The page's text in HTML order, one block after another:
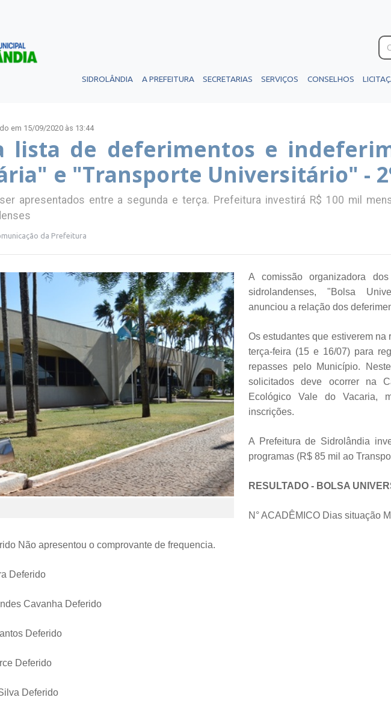
SIDROLÂNDIA A PREFEITURA SECRETARIAS SERVIÇOS CONSELHOS
em 15/09/2020 às 13:44
lista de deferimentos e
e "Transporte Universitário" -
apresentados entre a segunda e terça. Prefeitura investirá R$ 100 mil
da Prefeitura
A comissão organizadora
sidrolandenses, "Bolsa
anunciou a relação dos
Os estudantes que estiverem
terça-feira (15 e 16/07) para
repasses pelo Município.
solicitados deve ocorrer na
Ecológico Vale do Vacaria,
inscrições.
A Prefeitura de Sidrolândia
programas (R$ 85 mil ao
RESULTADO - BOLSA
N° ACADÊMICO Dias situação
Não apresentou o comprovante de frequencia.
Deferido
Cavanha Deferido
Deferido
Deferido
Deferido